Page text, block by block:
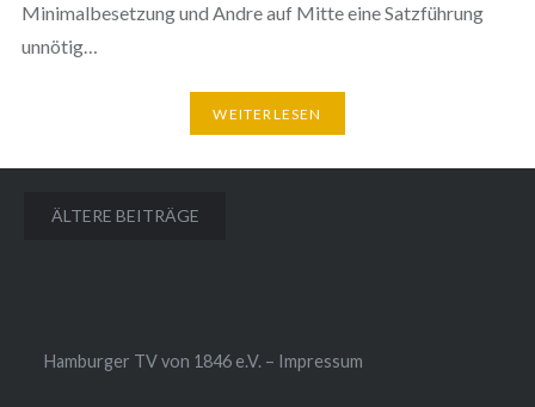
Minimalbesetzung und Andre auf Mitte eine Satzführung
unnötig…
WEITERLESEN
Beitragsnavigation
ÄLTERE BEITRÄGE
Hamburger TV von 1846 e.V. – Impressum